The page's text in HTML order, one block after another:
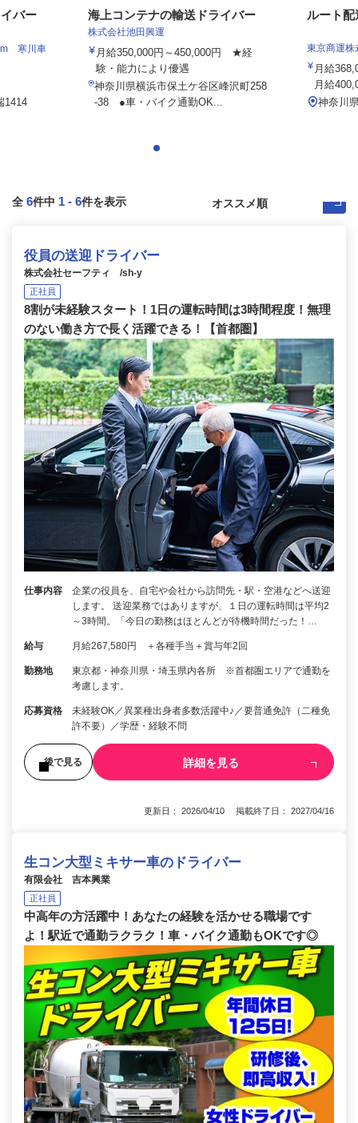
バー
寒川車
1414
海上コンテナの輸送ドライバー
株式会社池田興運
月給350,000円～450,000円 ★経
験・能力により優遇
神奈川県横浜市保土ケ谷区峰沢町258
-38 ●車・バイク通勤OK...
ルート
東京商運
月給
月給
神奈川
全 6件中 1 - 6件を表示
役員の送迎ドライバー
株式会社セーフティ /sh-y
正社員
8割が未経験スタート！1日の運転時間は3時間程度！無理
のない働き方で長く活躍できる！【首都圏】
仕事内容
企業の役員を、自宅や会社から訪問先・駅・空港などへ送迎
します。 送迎業務ではありますが、１日の運転時間は平均2
～3時間。「今日の勤務はほとんどが待機時間だった！…
給与 月給267,580円 ＋各種手当＋賞与年2回
勤務地
東京都・神奈川県・埼玉県内各所 ※首都圏エリアで通勤を
考慮します。
応募資格
未経験OK／異業種出身者多数活躍中♪／要普通免許（二種免
許不要）／学歴・経験不問
後で見る 詳細を見る
更新日： 2026/04/10 掲載終了日： 2027/04/16
生コン大型ミキサー車のドライバー
有限会社 吉本興業
正社員
中高年の方活躍中！あなたの経験を活かせる職場です
よ！駅近で通勤ラクラク！車・バイク通勤もOKです◎